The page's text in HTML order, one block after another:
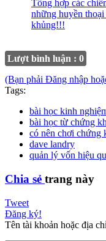
Tổng hợp các
những huyền
khủng!!!
Lượt bình luận : 0
(Bạn phải Đăng nhập
Tags:
bài học kinh
bài học từ chứng
có nên chơi chứng
dave landry
quản lý vốn hiệu
Chia sẻ trang này
Tweet
Đăng ký!
Tên tài khoản hoặc địa